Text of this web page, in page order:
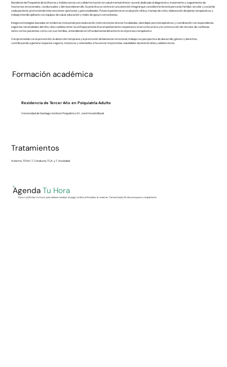
Residente de Psiquiatría de la Infancia y Adolescencia con sólida formación en salud mental infanto-juvenil, dedicada al diagnóstico, tratamiento y seguimiento de
trastornos emocionales, conductuales y del neurodesarrollo. Su práctica se centra en una atención integral que considere la historia personal, familiar, escolar y social de
cada paciente, promoviendo intervenciones oportunas y personalizadas. Posee experiencia en evaluación clínica, manejo de crisis, elaboración de planes terapéuticos y
trabajo interdisciplinario con equipos de salud, educación y redes de apoyo comunitarias.
Integra estrategias basadas en evidencia, incluyendo psicoeducación, intervenciones breves focalizadas, abordajes psicoterapéuticos y coordinación con especialistas
según las necesidades del niño, niña o adolescente. Su enfoque prioriza el acompañamiento respetuoso, la escucha activa y la construcción de vínculos de confianza
tanto con los pacientes como con sus familias, entendiendo el rol fundamental del entorno en el proceso terapéutico.
Comprometida con la prevención, la detección temprana y la promoción de bienestar emocional, trabaja con perspectiva de desarrollo, género y derechos,
contribuyendo a generar espacios seguros, inclusivos y orientados a favorecer trayectorias saludables durante la niñez y adolescencia.
Formación académica
Residencia de Tercer Año en Psiquiatría Adulto
Universidad de Santiago, Instituto Psiquiátrico Dr. José Horwitz Barak
Tratamientos
Autismo, TDAH, T. Conducta, TCA, y T. Ansiedad
Agenda Tu Hora
Para confirmar tu hora, solo debes realizar el pago online al finalizar la reserva. Tienes hasta 15 minutos para completarlo.